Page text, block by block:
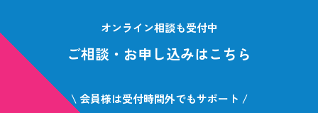
オンライン相談も受付中
ご相談・お申し込みはこちら
\ 会員様は受付時間外でもサポート /